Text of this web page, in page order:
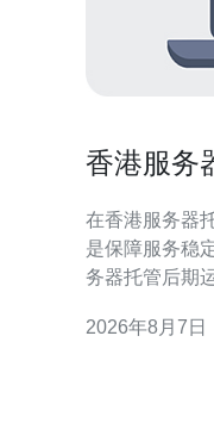
香港服务
在香港服务器
是保障服务稳
务器托管后期
前提下降低开支。 理解香港服务器托管后期
2026年8月7日